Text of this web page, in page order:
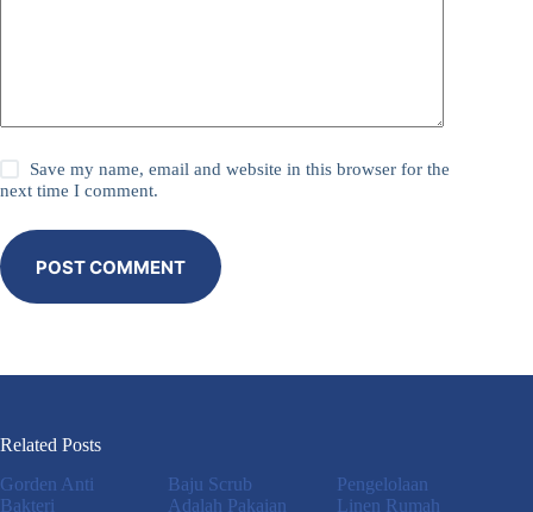
Save my name, email and website in this browser for the
next time I comment.
POST COMMENT
Related Posts
Gorden Anti
Bakteri
Baju Scrub
Adalah Pakaian
Pengelolaan
Linen Rumah